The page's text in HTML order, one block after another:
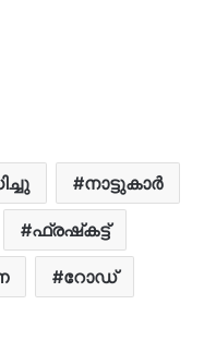
നാട്ടുകാർ
ഫ്രഷ്‌കട്ട്
റോഡ്